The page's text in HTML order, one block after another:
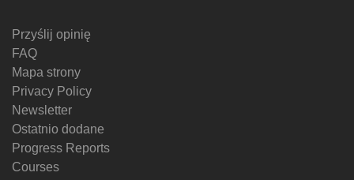
Przyślij opinię
FAQ
Mapa strony
Privacy Policy
Newsletter
Ostatnio dodane
Progress Reports
Courses